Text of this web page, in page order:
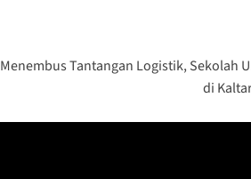
Menembus Tantangan Logistik, Sekolah
di